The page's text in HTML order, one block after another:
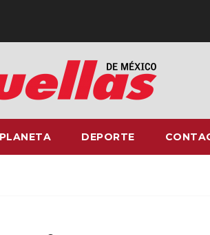
PLANETA DEPORTE